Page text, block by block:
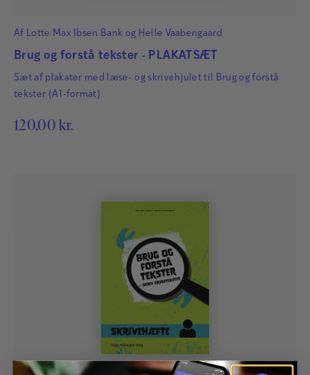
Af Lotte Max Ibsen Bank og Helle Vaabengaard
Brug og forstå tekster - PLAKATSÆT
Sæt af plakater med læse- og skrivehjulet til Brug og forstå
tekster (A1-format)
120,00 kr.